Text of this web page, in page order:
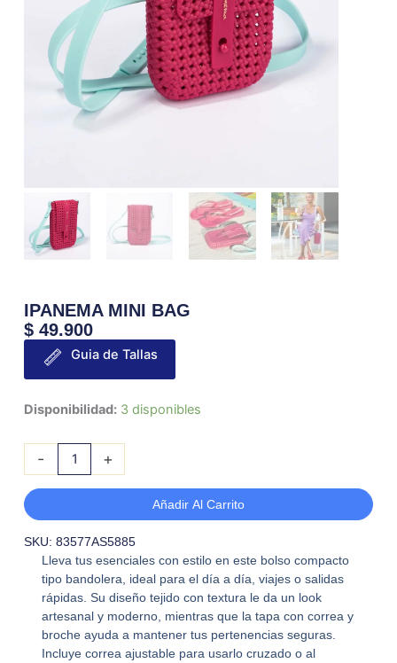
IPANEMA MINI BAG
$49.900
Guia de Tallas
Disponibilidad: 3 disponibles
-
IPANEMA
cantidad
+
Añadir Al Carrito
SKU: 83577AS5885
Lleva tus esenciales con estilo en este bolso compacto
tipo bandolera, ideal para el día a día, viajes o salidas
rápidas. Su diseño tejido con textura le da un look
artesanal y moderno, mientras que la tapa con correa y
broche ayuda a mantener tus pertenencias seguras.
Incluye correa ajustable para usarlo cruzado o al